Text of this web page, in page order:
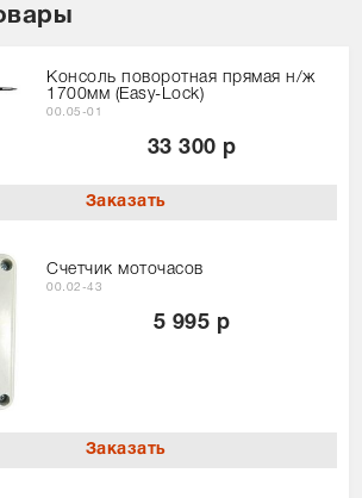
Консоль поворотная прямая н/ж
1700мм (Easy-Lock)
00.05-01
33 300 р
Счетчик моточасов
00.02-43
5 995 р